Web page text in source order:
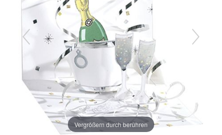
Vergrößern durch berühren